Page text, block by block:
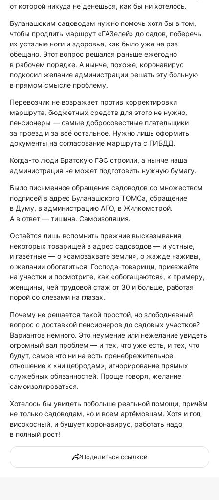
от которой никуда не денешься, как бы ни хотелось.
Буланашским садоводам нужно помочь хотя бы в том,
чтобы продлить маршрут «ГАЗелей» до садов, поберечь
их усталые ноги и здоровье, как было уже не раз
обещано. Этот вопрос решался раньше ежегодно
в рабочем порядке. А нынче, похоже, коронавирус
подкосил желание администрации решать эту больную
в прямом смысле проблему.
Перевозчик не возражает против корректировки
маршрута, бюджетных средств для этого не нужно,
пенсионеры — самые добросовестные плательщики
за проезд и за всё остальное. Нужно лишь оформить
документы на согласование маршрута с ГИБДД.
Когда-то люди Братскую ГЭС строили, а нынче наша
администрация не может подготовить нужную бумагу.
Было письменное обращение садоводов со множеством
подписей в адрес Буланашского ТОМСа, обращение
в Думу, в администрацию АГО, в Жилкомстрой.
А в ответ — тишина. Самоизоляция.
Остаётся лишь вспомнить прежние высказывания
некоторых товарищей в адрес садоводов — и устные,
и газетные — о «самозахвате земли», о жажде наживы,
о желании обогатиться. Господа-товарищи, приезжайте
на участки и посмотрите, как «обогащаются», к примеру,
женщины, чей трудовой стаж от 30 и больше, работая
порой со слезами на глазах.
Почему не решается такой простой, но злободневный
вопрос с доставкой пенсионеров до садовых участков?
Вариантов немного. Это неумение или нежелание увидеть
огромный вал проблем — и тех, что уже есть, и тех, что
будут, самое что ни на есть пренебрежительное
отношение к «нищебродам», игнорирование прямых
служебных обязанностей. Проще говоря, желание
самоизолироваться.
Хотелось бы увидеть побольше реальной помощи, причём
не только садоводам, но и всем артёмовцам. Хотя и год
високосный, и бушует коронавирус, работать надо
в полный рост!
Поделиться ссылкой